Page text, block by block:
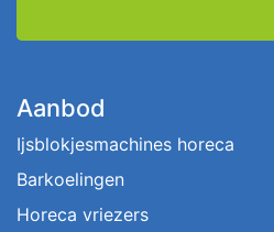
Aanbod
Ijsblokjesmachines horeca
Barkoelingen
Horeca vriezers